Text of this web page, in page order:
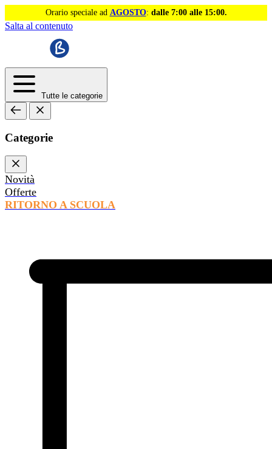
Orario speciale ad AGOSTO: dalle 7:00 alle 15:00.
Salta al contenuto
Tutte le categorie
Categorie
Novità
Offerte
RITORNO A SCUOLA